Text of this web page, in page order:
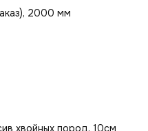
2000 мм
хвойных пород, 10см